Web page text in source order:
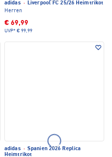
adidas · Liverpool FC 25/26 Heimtrikot
Herren
€ 69,99
UVP* € 99,99
adidas · Spanien 2026 Replica
Heimtrikot